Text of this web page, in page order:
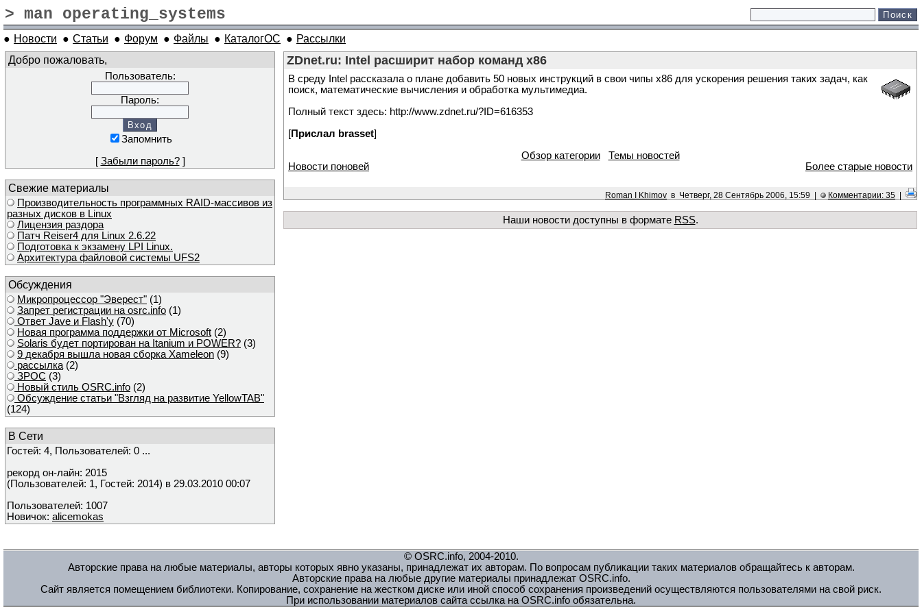
> man operating_systems
● Новости ● Статьи ● Форум ● Файлы ● КаталогОС ● Рассылки
Добро пожаловать,
Пользователь:
Пароль:
Запомнить
[ Забыли пароль?]
Свежие материалы
Производительность программных RAID-массивов из
разных дисков в Linux
Лицензия раздора
Патч Reiser4 для Linux 2.6.22
Подготовка к экзамену LPI Linux.
Архитектура файловой системы UFS2
Обсуждения
Микропроцессор "Эверест" (1)
Запрет регистрации на osrc.info (1)
Ответ Javе и Flash'у (70)
Новая программа поддержки от Microsoft (2)
Solaris будет портирован на Itanium и POWER? (3)
9 декабря вышла новая сборка Xameleon (9)
рассылка (2)
ЗРОС (3)
Новый стиль OSRC.info (2)
Обсуждение статьи "Взгляд на развитие YellowTAB"
(124)
В Сети
Гостей: 4, Пользователей: 0 ...
рекорд он-лайн: 2015
(Пользователей: 1, Гостей: 2014) в 29.03.2010 00:07
Пользователей: 1007
Новичок: alicemokas
ZDnet.ru: Intel расширит набор команд х86
В среду Intel рассказала о плане добавить 50 новых инструкций в свои чипы х86 для ускорения решения таких задач, как
поиск, математические вычисления и обработка мультимедиа.
Полный текст здесь: http://www.zdnet.ru/?ID=616353
[Прислал brasset]
Обзор категории
Темы новостей
Более старые новости
Новости поновей
Roman I Khimov в Четверг, 28 Сентябрь 2006, 15:59 | Комментарии: 35 |
Наши новости доступны в формате RSS.
© OSRC.info, 2004-2010.
Авторские права на любые материалы, авторы которых явно указаны, принадлежат их авторам. По вопросам публикации таких материалов обращайтесь к авторам.
Авторские права на любые другие материалы принадлежат OSRC.info.
Сайт является помещением библиотеки. Копирование, сохранение на жестком диске или иной способ сохранения произведений осуществляются пользователями на свой риск.
При использовании материалов сайта ссылка на OSRC.info обязательна.